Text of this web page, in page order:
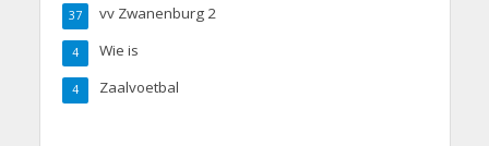
vv Zwanenburg 2
37
Wie is
4
Zaalvoetbal
4